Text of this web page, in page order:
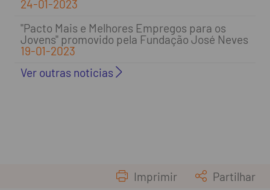
24-01-2023
"Pacto Mais e Melhores Empregos para os
Jovens" promovido pela Fundação José Neves
19-01-2023
Ver outras noticias
Imprimir Partilhar